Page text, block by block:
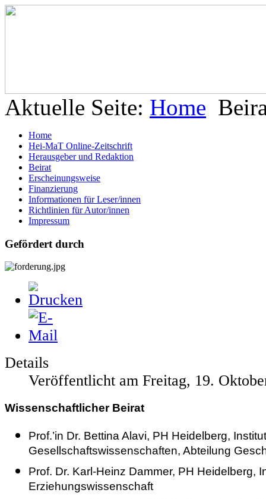
Aktuelle Seite: Home
Home
Hei-MaT Online-Zeitschrift
Herausgeber und Redaktion
Beirat
Erscheinungsweise
Finanzierung
Informationen für Leser/innen
Richtlinien für Autor/innen
Impressum
Gefördert durch
Details
Veröffentlicht am Freitag, 19.
Wissenschaftlicher Beirat
Prof.’in Dr. Bettina Alavi, PH Heidelberg,
Gesellschaftswissenschaften, Abteilung
Prof. Dr. Karl-Heinz Dammer, PH Heidelberg,
Erziehungswissenschaft